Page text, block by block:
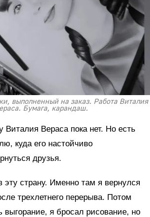
выполненный на заказ. Работа Виталия
Бумага, карандаш.
Виталия Вераса пока нет. Но есть
куда его настойчиво
друзья.
страну. Именно там я вернулся
трехлетнего перерыва. Потом
выгорание, я бросал рисование, но